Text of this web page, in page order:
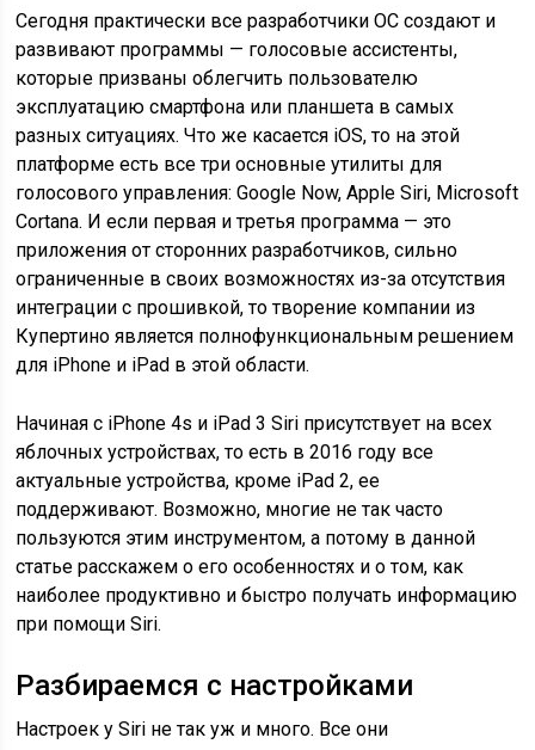
Сегодня практически все разработчики ОС создают и
развивают программы — голосовые ассистенты,
которые призваны облегчить пользователю
эксплуатацию смартфона или планшета в самых
разных ситуациях. Что же касается iOS, то на этой
платформе есть все три основные утилиты для
голосового управления: Google Now, Apple Siri, Microsoft
Cortana. И если первая и третья программа — это
приложения от сторонних разработчиков, сильно
ограниченные в своих возможностях из-за отсутствия
интеграции с прошивкой, то творение компании из
Купертино является полнофункциональным решением
для iPhone и iPad в этой области.
Начиная с iPhone 4s и iPad 3 Siri присутствует на всех
яблочных устройствах, то есть в 2016 году все
актуальные устройства, кроме iPad 2, ее
поддерживают. Возможно, многие не так часто
пользуются этим инструментом, а потому в данной
статье расскажем о его особенностях и о том, как
наиболее продуктивно и быстро получать информацию
при помощи Siri.
Разбираемся с настройками
Настроек у Siri не так уж и много. Все они